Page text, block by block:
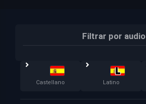
Filtrar por audio
Castellano Latino